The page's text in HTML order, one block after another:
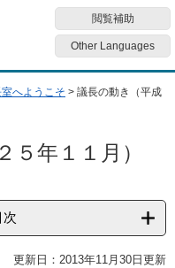
閲覧補助
Other Languages
へようこそ > 議長の動き（平成
５年１１月）
次
更新日：2013年11月30日更新